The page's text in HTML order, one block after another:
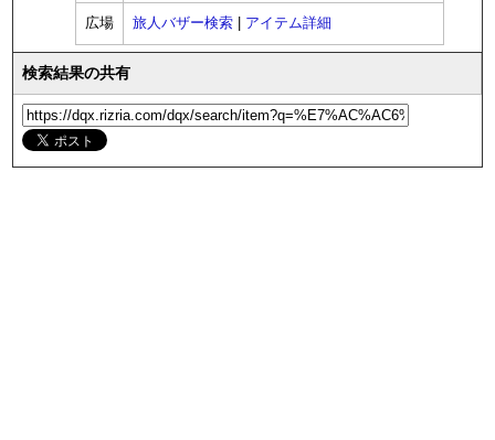
広場 旅人バザー検索 アイテム詳細
検索結果の共有